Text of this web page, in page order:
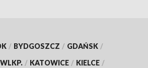
/ BYDGOSZCZ / GDAŃSK /
/ KATOWICE / KIELCE /